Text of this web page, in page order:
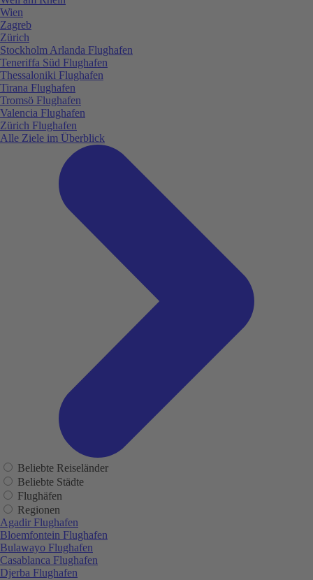
Wien
Zagreb
Zürich
Stockholm Arlanda Flughafen
Teneriffa Süd Flughafen
Thessaloniki Flughafen
Tirana Flughafen
Tromsö Flughafen
Valencia Flughafen
Zürich Flughafen
Alle Ziele im Überblick
Beliebte Reiseländer
Beliebte Städte
Flughäfen
Regionen
Agadir Flughafen
Bloemfontein Flughafen
Bulawayo Flughafen
Casablanca Flughafen
Djerba Flughafen